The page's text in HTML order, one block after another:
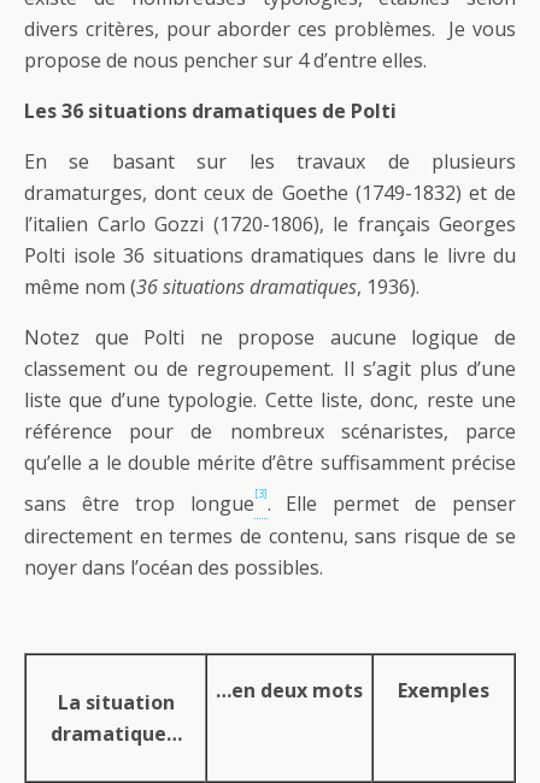
divers critères, pour aborder ces problèmes. Je vous
propose de nous pencher sur 4 d’entre elles.
Les 36 situations dramatiques de Polti
En se basant sur les travaux de plusieurs
dramaturges, dont ceux de Goethe (1749-1832) et de
l’italien Carlo Gozzi (1720-1806), le français Georges
Polti isole 36 situations dramatiques dans le livre du
même nom (36 situations dramatiques, 1936).
Notez que Polti ne propose aucune logique de
classement ou de regroupement. Il s’agit plus d’une
liste que d’une typologie. Cette liste, donc, reste une
référence pour de nombreux scénaristes, parce
qu’elle a le double mérite d’être suffisamment précise
sans être trop longue[3]. Elle permet de penser
directement en termes de contenu, sans risque de se
noyer dans l’océan des possibles.
La situation
dramatique…
…en deux mots Exemples